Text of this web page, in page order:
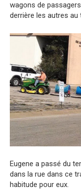
wagons de
derrière les autres au
Eugene a passé du
dans la rue dans ce
habitude pour eux.